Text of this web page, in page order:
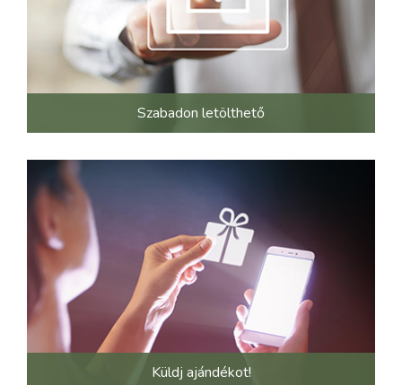
Szabadon letölthető
Küldj ajándékot!